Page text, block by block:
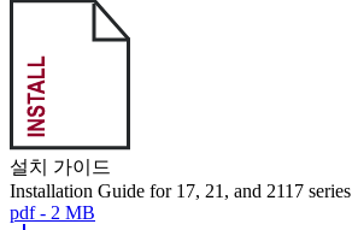
설치 가이드
Installation Guide for 17, 21, and 2117 series
pdf - 2 MB